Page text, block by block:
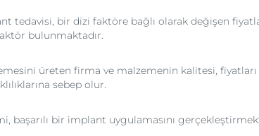
tedavisi, bir dizi faktöre bağlı olarak değişen
bulunmaktadır.
üreten firma ve malzemenin kalitesi,
sebep olur.
bir implant uygulamasını